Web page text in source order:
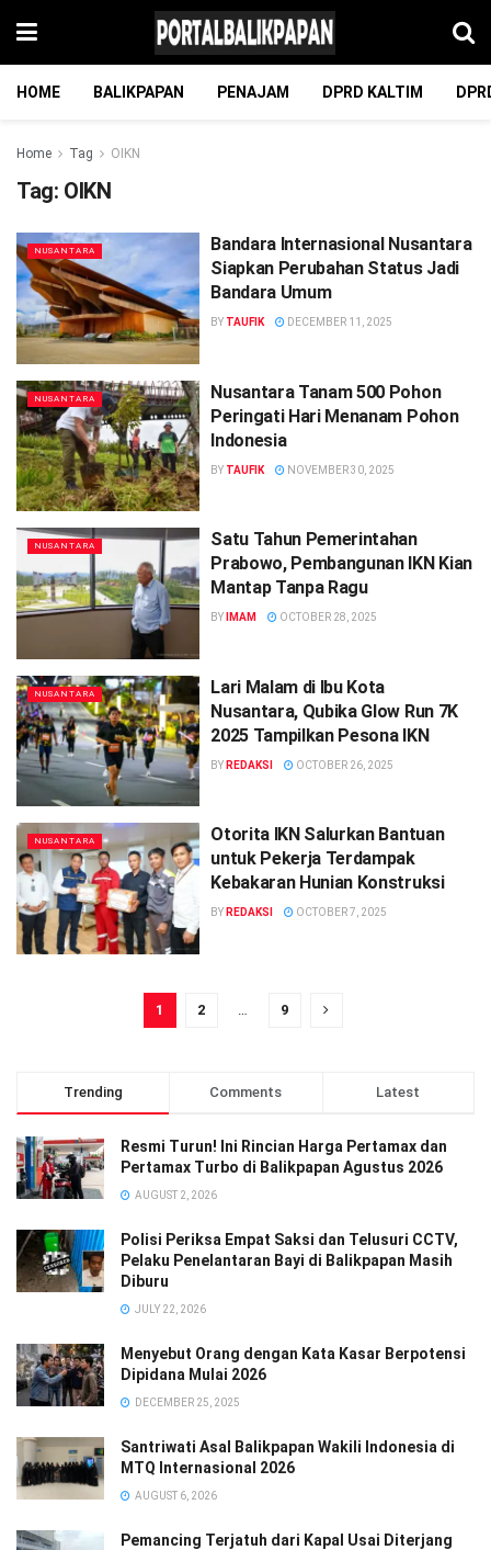
HOME BALIKPAPAN PENAJAM DPRD KALTIM
Home Tag OIKN
Tag: OIKN
NUSANTARA
Bandara Internasional Nusantara
Siapkan Perubahan Status Jadi
Bandara Umum
BY TAUFIK DECEMBER 11, 2025
NUSANTARA
Nusantara Tanam 500 Pohon
Peringati Hari Menanam Pohon
Indonesia
BY TAUFIK NOVEMBER 30, 2025
NUSANTARA
Satu Tahun Pemerintahan
Prabowo, Pembangunan IKN Kian
Mantap Tanpa Ragu
BY IMAM OCTOBER 28, 2025
NUSANTARA
Lari Malam di Ibu Kota
Nusantara, Qubika Glow Run 7K
2025 Tampilkan Pesona IKN
BY REDAKSI OCTOBER 26, 2025
NUSANTARA
Otorita IKN Salurkan Bantuan
untuk Pekerja Terdampak
Kebakaran Hunian Konstruksi
BY REDAKSI OCTOBER 7, 2025
1 2 9
Trending Comments Latest
Resmi Turun! Ini Rincian Harga Pertamax dan
Pertamax Turbo di Balikpapan Agustus 2026
AUGUST 2, 2026
Polisi Periksa Empat Saksi dan Telusuri CCTV,
Pelaku Penelantaran Bayi di Balikpapan Masih
Diburu
JULY 22, 2026
Menyebut Orang dengan Kata Kasar Berpotensi
Dipidana Mulai 2026
DECEMBER 25, 2025
Santriwati Asal Balikpapan Wakili Indonesia di
MTQ Internasional 2026
AUGUST 6, 2026
Pemancing Terjatuh dari Kapal Usai Diterjang